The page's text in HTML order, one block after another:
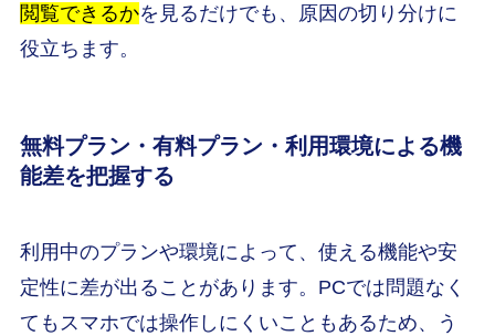
閲覧できるかを見るだけでも、原因の切り分けに
役立ちます。
無料プラン・有料プラン・利用環境による機
能差を把握する
利用中のプランや環境によって、使える機能や安
定性に差が出ることがあります。PCでは問題なく
てもスマホでは操作しにくいこともあるため、う